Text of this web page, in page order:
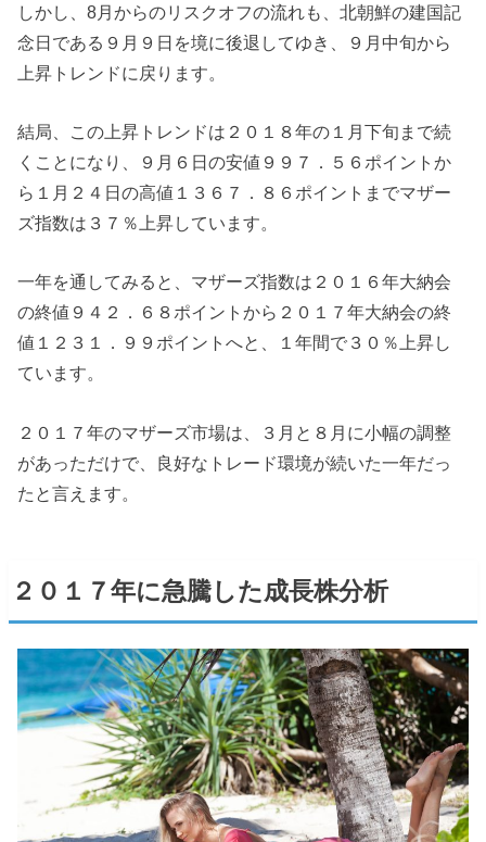
しかし、8月からのリスクオフの流れも、北朝鮮の建国記
念日である９月９日を境に後退してゆき、９月中旬から
上昇トレンドに戻ります。
結局、この上昇トレンドは２０１８年の１月下旬まで続
くことになり、９月６日の安値９９７．５６ポイントか
ら１月２４日の高値１３６７．８６ポイントまでマザー
ズ指数は３７％上昇しています。
一年を通してみると、マザーズ指数は２０１６年大納会
の終値９４２．６８ポイントから２０１７年大納会の終
値１２３１．９９ポイントへと、１年間で３０％上昇し
ています。
２０１７年のマザーズ市場は、３月と８月に小幅の調整
があっただけで、良好なトレード環境が続いた一年だっ
たと言えます。
２０１７年に急騰した成長株分析